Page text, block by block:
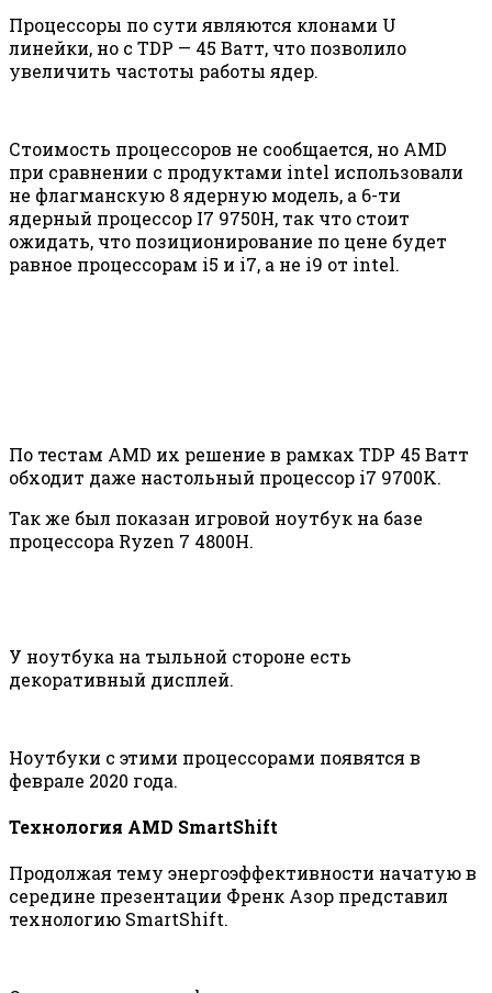
Процессоры по сути являются клонами U
линейки, но с TDP — 45 Ватт, что позволило
увеличить частоты работы ядер.
Стоимость процессоров не сообщается, но AMD
при сравнении с продуктами intel использовали
не флагманскую 8 ядерную модель, а 6-ти
ядерный процессор I7 9750H, так что стоит
ожидать, что позиционирование по цене будет
равное процессорам i5 и i7, а не i9 от intel.
По тестам AMD их решение в рамках TDP 45 Ватт
обходит даже настольный процессор i7 9700K.
Так же был показан игровой ноутбук на базе
процессора Ryzen 7 4800H.
У ноутбука на тыльной стороне есть
декоративный дисплей.
Ноутбуки с этими процессорами появятся в
феврале 2020 года.
Технология AMD SmartShift
Продолжая тему энергоэффективности начатую в
середине презентации Френк Азор представил
технологию SmartShift.